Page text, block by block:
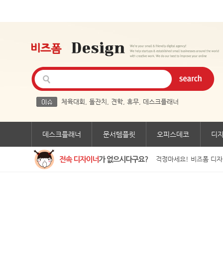
체육대회 돌잔치 견학, 휴무, 데스크플래너
데스크플래너 문서템플릿 오피스데코 디
걱정마세요! 비즈폼 디